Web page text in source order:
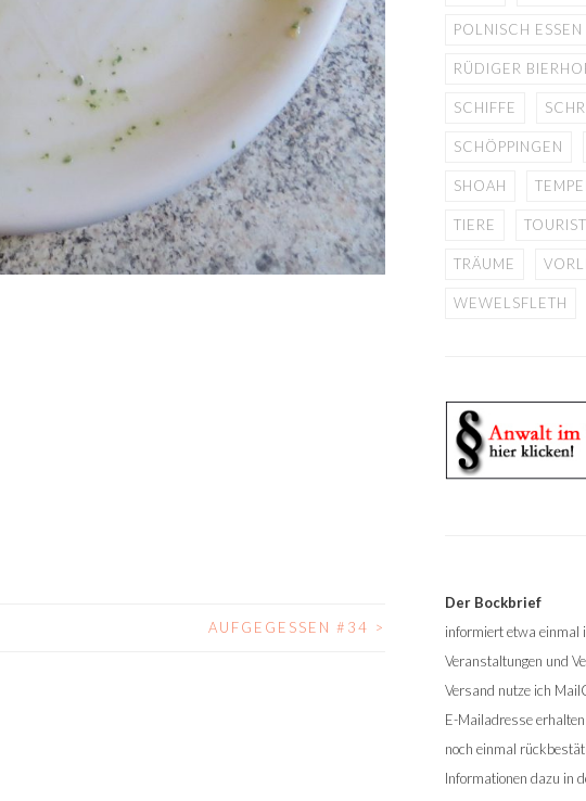
AUFGEGESSEN #34 >
POLNISCH ESSEN
RÜDIGER
SCHIFFE
SCHÖPPINGEN
SHOAH
TIERE
TRÄUME
WEWELSFLETH
Der Bockbrief
informiert etwa einmal
Veranstaltungen und
Versand nutze ich
E-Mailadresse
noch einmal
Informationen dazu in